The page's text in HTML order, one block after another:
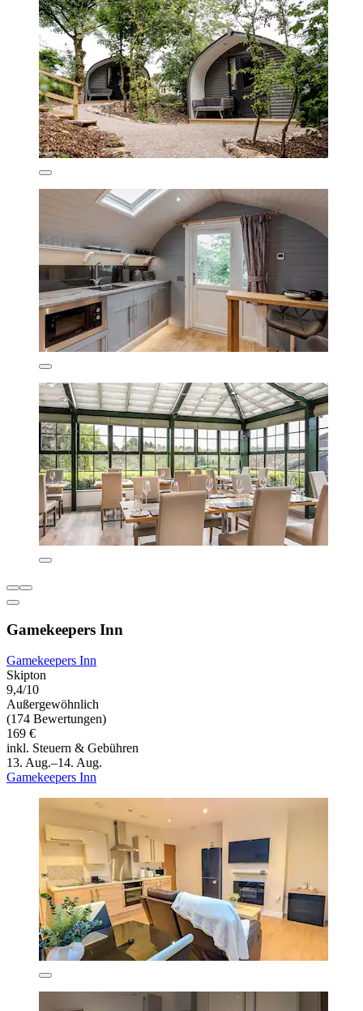
Gamekeepers Inn
Gamekeepers Inn
Skipton
9,4/10
Außergewöhnlich
(174 Bewertungen)
169 €
inkl. Steuern & Gebühren
13. Aug.–14. Aug.
Gamekeepers Inn